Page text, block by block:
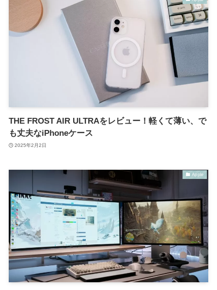
THE FROST AIR ULTRAをレビュー！軽くて薄い、で
も丈夫なiPhoneケース
2025年2月2日
Apple